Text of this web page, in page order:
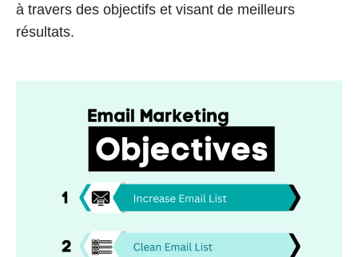
à travers des objectifs et visant de meilleurs
résultats.